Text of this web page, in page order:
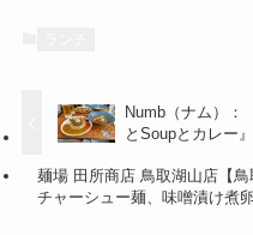
Numb（ナム）
とSoupとカレー
麺場 田所商店 鳥取湖山店【
チャーシュー麺、味噌漬け煮